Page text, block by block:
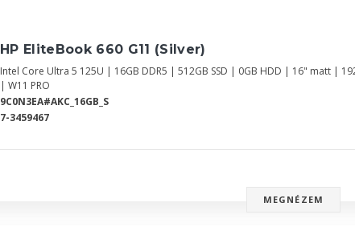
HP EliteBook 660 G11 (Silver)
Intel Core Ultra 5 125U | 16GB DDR5 | 512GB SSD | 0GB HDD | 16" matt |
| W11 PRO
9C0N3EA#AKC_16GB_S
7-3459467
MEGNÉZEM